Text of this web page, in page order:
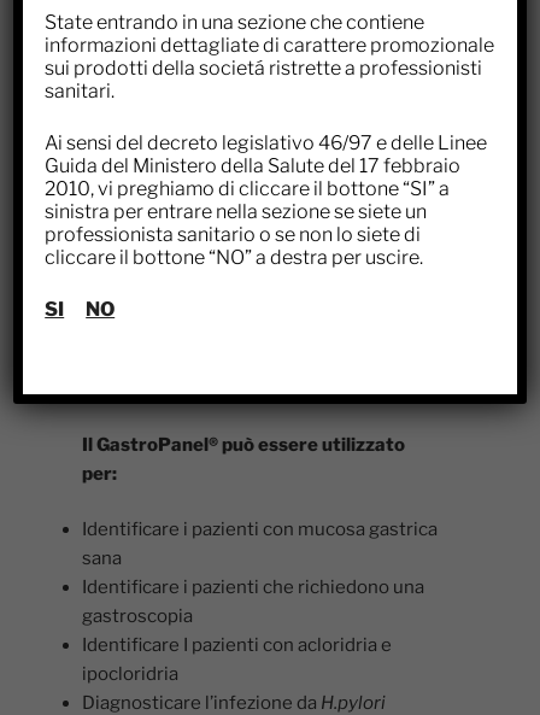
gastroscopia.
Che cosa valuta il GastroPanel?
Il GastroPanel® è un semplice esame del
sangue che può essere utilizzato per
valutare lo stato della mucosa gastrica,
compresa la produzione di acido gastrico.
Il GastroPanel® non solo identifica
l’infezione da
Il GastroPanel® può essere utilizzato
per:
Identificare i pazienti con mucosa gastrica
sana
Identificare i pazienti che richiedono una
gastroscopia
Identificare I pazienti con acloridria e
ipocloridria
Diagnosticare l’infezione da H.pylori
State entrando in una sezione che contiene
informazioni dettagliate di carattere promozionale
sui prodotti della societá ristrette a professionisti
sanitari.
Ai sensi del decreto legislativo 46/97 e delle Linee
Guida del Ministero della Salute del 17 febbraio
2010, vi preghiamo di cliccare il bottone “SI” a
sinistra per entrare nella sezione se siete un
professionista sanitario o se non lo siete di
cliccare il bottone “NO” a destra per uscire.
SI NO